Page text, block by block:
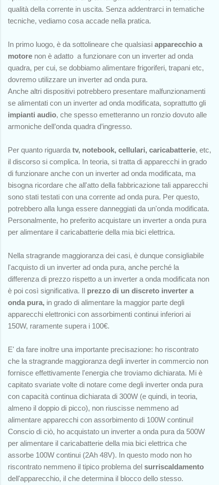
qualità della corrente in uscita. Senza addentrarci in tematiche
tecniche, vediamo cosa accade nella pratica.
In primo luogo, è da sottolineare che qualsiasi apparecchio a
motore non è adatto a funzionare con un inverter ad onda
quadra, per cui, se dobbiamo alimentare frigoriferi, trapani etc,
dovremo utilizzare un inverter ad onda pura.
Anche altri dispositivi potrebbero presentare malfunzionamenti
se alimentati con un inverter ad onda modificata, soprattutto gli
impianti audio, che spesso emetteranno un ronzio dovuto alle
armoniche dell’onda quadra d’ingresso.
Per quanto riguarda tv, notebook, cellulari, caricabatterie, etc,
il discorso si complica. In teoria, si tratta di apparecchi in grado
di funzionare anche con un inverter ad onda modificata, ma
bisogna ricordare che all'atto della fabbricazione tali apparecchi
sono stati testati con una corrente ad onda pura. Per questo,
potrebbero alla lunga essere danneggiati da un'onda modificata.
Personalmente, ho preferito acquistare un inverter a onda pura
per alimentare il caricabatterie della mia bici elettrica.
Nella stragrande maggioranza dei casi, è dunque consigliabile
l'acquisto di un inverter ad onda pura, anche perché la
differenza di prezzo rispetto a un inverter a onda modificata non
è poi così significativa. Il prezzo di un discreto inverter a
onda pura, in grado di alimentare la maggior parte degli
apparecchi elettronici con assorbimenti continui inferiori ai
150W, raramente supera i 100€.
E' da fare inoltre una importante precisazione: ho riscontrato
che la stragrande maggioranza degli inverter in commercio non
fornisce effettivamente l'energia che troviamo dichiarata. Mi è
capitato svariate volte di notare come degli inverter onda pura
con capacità continua dichiarata di 300W (e quindi, in teoria,
almeno il doppio di picco), non riuscisse nemmeno ad
alimentare apparecchi con assorbimento di 100W continui!
Conscio di ciò, ho acquistato un inverter a onda pura da 500W
per alimentare il caricabatterie della mia bici elettrica che
assorbe 100W continui (2Ah 48V). In questo modo non ho
riscontrato nemmeno il tipico problema del surriscaldamento
dell'apparecchio, il che determina il blocco dello stesso.